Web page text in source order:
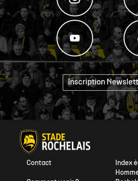
Inscription
Index
Contact